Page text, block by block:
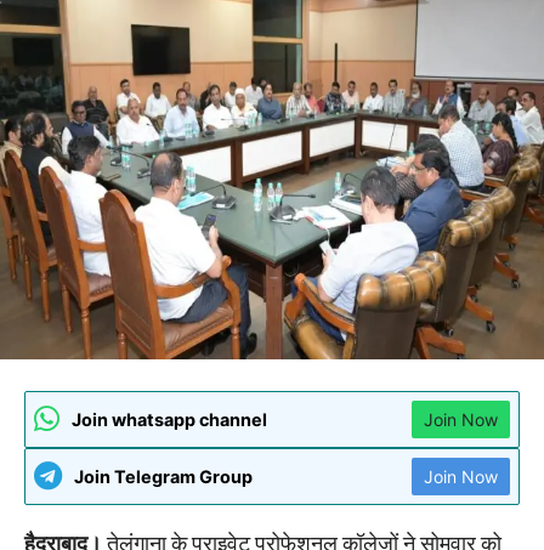
Join whatsapp channel Join Now
Join Telegram Group Join Now
हैदराबाद। तेलंगाना के प्राइवेट प्रोफेशनल कॉलेजों ने सोमवार को